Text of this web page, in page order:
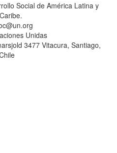
Social de América Latina y
Unidas
3477 Vitacura, Santiago,